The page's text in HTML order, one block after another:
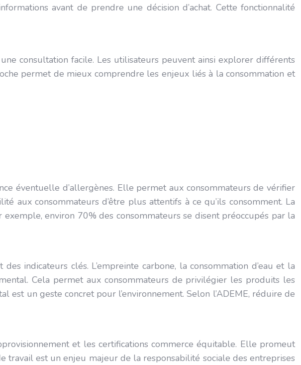
avant de prendre une décision d’achat. Cette fonctionnalité
consultation facile. Les utilisateurs peuvent ainsi explorer différents
permet de mieux comprendre les enjeux liés à la consommation et
éventuelle d’allergènes. Elle permet aux consommateurs de vérifier
aux consommateurs d’être plus attentifs à ce qu’ils consomment. La
environ 70% des consommateurs se disent préoccupés par la
indicateurs clés. L’empreinte carbone, la consommation d’eau et la
Cela permet aux consommateurs de privilégier les produits les
un geste concret pour l’environnement. Selon l’ADEME, réduire de
et les certifications commerce équitable. Elle promeut
travail est un enjeu majeur de la responsabilité sociale des entreprises